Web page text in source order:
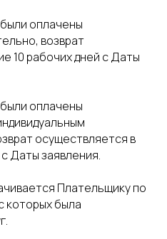
были оплачены
возврат
10 рабочих дней с Даты
были оплачены
осуществляется в
Даты заявления.
Плательщику по
которых была